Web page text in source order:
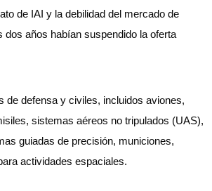
de IAI y la debilidad del mercado de
dos años habían suspendido la oferta
de defensa y civiles, incluidos aviones,
sistemas aéreos no tripulados (UAS),
guiadas de precisión, municiones,
actividades espaciales.